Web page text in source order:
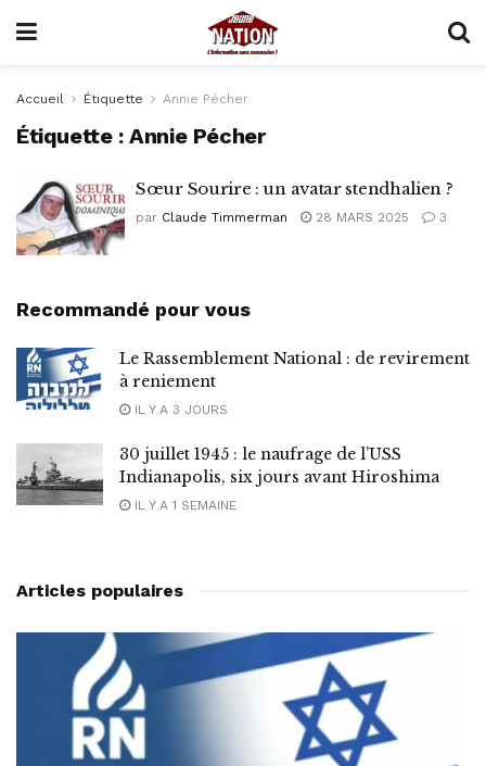
Accueil Étiquette Annie Pécher
Étiquette :Annie Pécher
Sœur Sourire : un avatar stendhalien ?
par Claude Timmerman 28 MARS 2025 3
Recommandé pour vous
Le Rassemblement National : de revirement
à reniement
IL Y A 3 JOURS
30 juillet 1945 : le naufrage de l’USS
Indianapolis, six jours avant Hiroshima
IL Y A 1 SEMAINE
Articles populaires